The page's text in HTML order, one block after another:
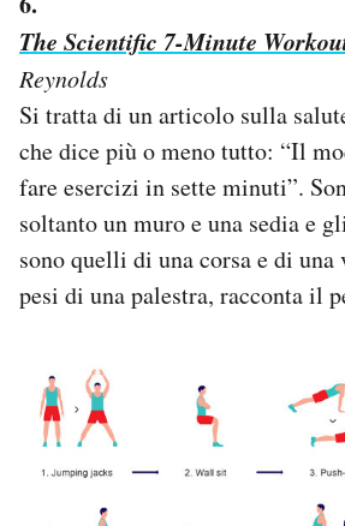
The Scientific 7-Minute
Reynolds
Si tratta di un articolo sulla
che dice più o meno tutto: “Il
fare esercizi in sette minuti”.
soltanto un muro e una sedia e
sono quelli di una corsa e di
pesi di una palestra, racconta il